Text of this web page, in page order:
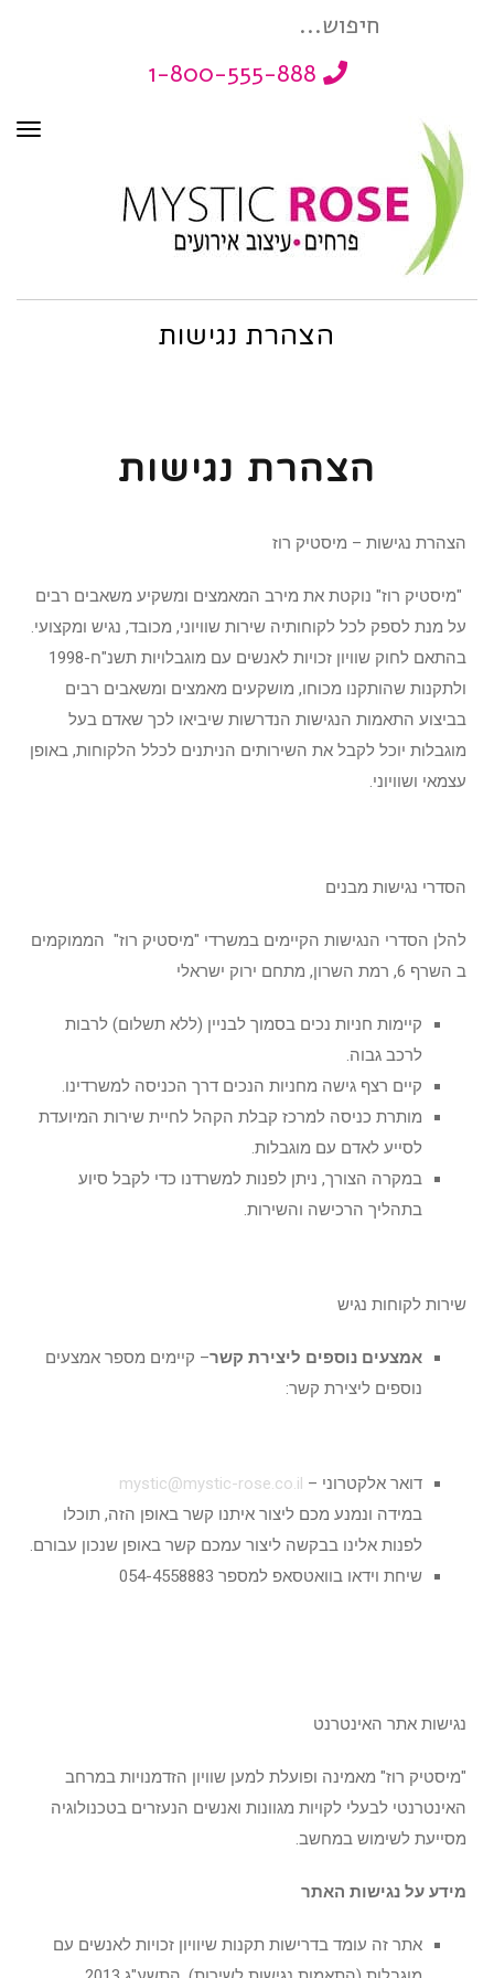
עבור:
הצהרת נגישות
הצהרת נגישות
הצהרת נגישות – מיסטיק רוז
"מיסטיק רוז" נוקטת את מירב המאמצים ומשקיע משאבים רבים
על מנת לספק לכל לקוחותיה שירות שוויוני, מכובד, נגיש ומקצועי.
בהתאם לחוק שוויון זכויות לאנשים עם מוגבלויות תשנ"ח-1998
ולתקנות שהותקנו מכוחו, מושקעים מאמצים ומשאבים רבים
בביצוע התאמות הנגישות הנדרשות שיביאו לכך שאדם בעל
מוגבלות יוכל לקבל את השירותים הניתנים לכלל הלקוחות, באופן
עצמאי ושוויוני.
הסדרי נגישות מבנים
להלן הסדרי הנגישות הקיימים במשרדי "מיסטיק רוז" הממוקמים
ב השרף 6, רמת השרון, מתחם ירוק ישראלי
קיימות חניות נכים בסמוך לבניין (ללא תשלום) לרבות
לרכב גבוה.
קיים רצף גישה מחניות הנכים דרך הכניסה למשרדינו.
מותרת כניסה למרכז קבלת הקהל לחיית שירות המיועדת
לסייע לאדם עם מוגבלות.
במקרה הצורך, ניתן לפנות למשרדנו כדי לקבל סיוע
בתהליך הרכישה והשירות.
שירות לקוחות נגיש
אמצעים נוספים ליצירת קשר– קיימים מספר אמצעים
נוספים ליצירת קשר:
דואר אלקטרוני – mystic@mystic-rose.co.il
במידה ונמנע מכם ליצור איתנו קשר באופן הזה, תוכלו
לפנות אלינו בבקשה ליצור עמכם קשר באופן שנכון עבורם.
שיחת וידאו בוואטסאפ למספר 054-4558883
נגישות אתר האינטרנט
"מיסטיק רוז" מאמינה ופועלת למען שוויון הזדמנויות במרחב
האינטרנטי לבעלי לקויות מגוונות ואנשים הנעזרים בטכנולוגיה
מסייעת לשימוש במחשב.
מידע על נגישות האתר
אתר זה עומד בדרישות תקנות שיוויון זכויות לאנשים עם